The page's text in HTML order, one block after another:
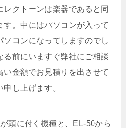
クトーンは楽器であると同
す。中にはパソコンが入って
ソコンになってしますのでし
る前にいますぐ弊社にご相談
い金額でお見積りを出させて
し上げます。
に付く機種と、EL-50から